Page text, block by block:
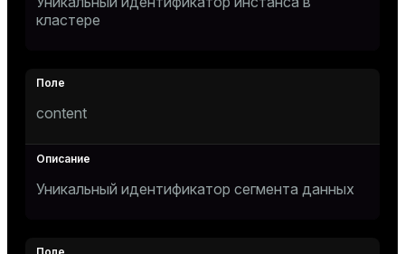
кластере
content
Уникальный идентификатор сегмента данных